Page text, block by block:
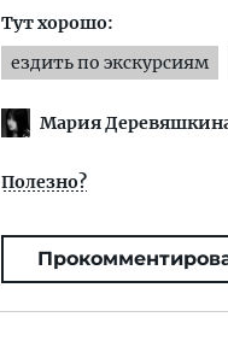
Тут хорошо:
ездить по экскурсиям
Мария
Полезно?